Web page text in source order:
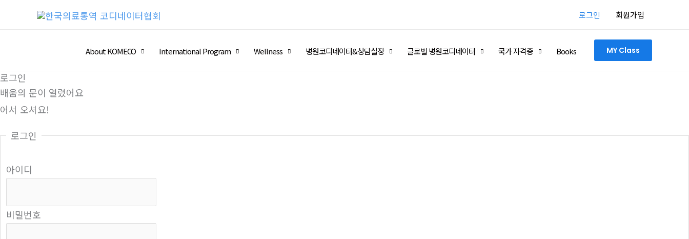
건
너
뛰
로그인 회원가입
About KOMECO International Program Wellness 병원코디네이터&상담실장 글로벌 병원코디네이터 국가 자격증 Books MY Class
로그인
배움의 문이 열렸어요
어서 오셔요!
로그인
아이디
비밀번호